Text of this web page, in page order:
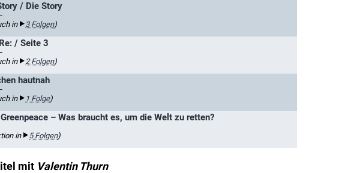
/ Die Story
in 3 Folgen)
/ Seite 3
in 2 Folgen)
hautnah
in 1 Folge)
– Was braucht es, um die Welt zu retten?
in 5 Folgen)
mit Valentin Thurn